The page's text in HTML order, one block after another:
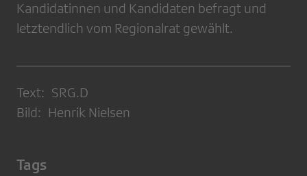
Kandidatinnen und Kandidaten befragt und
letztendlich vom Regionalrat gewählt.
Text: SRG.D
Bild: Henrik Nielsen
Tags